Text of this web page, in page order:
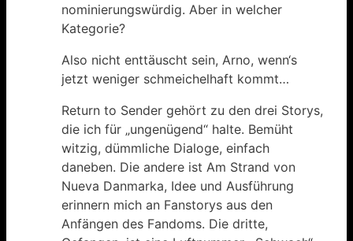
nominierungswürdig. Aber in welcher
Kategorie?
Also nicht enttäuscht sein, Arno, wenn‘s
jetzt weniger schmeichelhaft kommt…
Return to Sender gehört zu den drei Storys,
die ich für „ungenügend“ halte. Bemüht
witzig, dümmliche Dialoge, einfach
daneben. Die andere ist Am Strand von
Nueva Danmarka, Idee und Ausführung
erinnern mich an Fanstorys aus den
Anfängen des Fandoms. Die dritte,